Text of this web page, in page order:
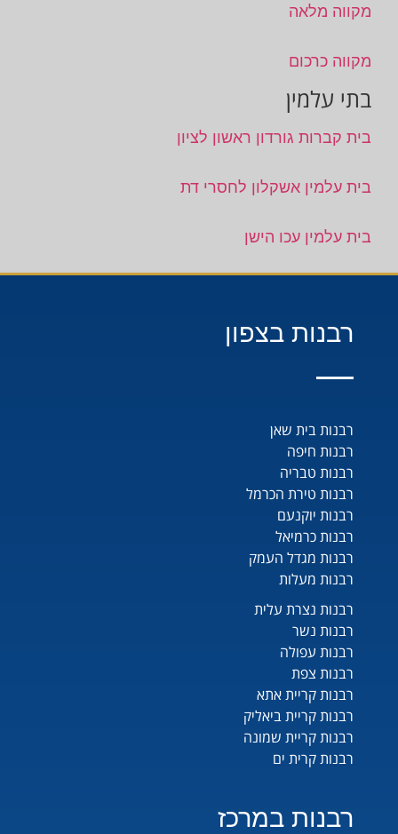
מקווה מלאה
מקווה כרכום
בתי עלמין
בית קברות גורדון ראשון לציון
בית עלמין אשקלון לחסרי דת
בית עלמין עכו הישן
רבנות בצפון
רבנות בית שאן
רבנות חיפה
רבנות טבריה
רבנות טירת הכרמל
רבנות יוקנעם
רבנות כרמיאל
רבנות מגדל העמק
רבנות מעלות
רבנות נצרת עלית
רבנות נשר
רבנות עפולה
רבנות צפת
רבנות קריית אתא
רבנות קריית ביאליק
רבנות קריית שמונה
רבנות קרית ים
רבנות במרכז